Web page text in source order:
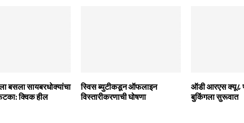
बसला सायबरधोक्‍यांचा
क्विक हील
स्विस ब्‍युटीकडून ऑफलाइन
विस्‍तारीकरणाची घोषणा
ऑडी आरएस क्‍यू८
बुकिंगला सुरूवात